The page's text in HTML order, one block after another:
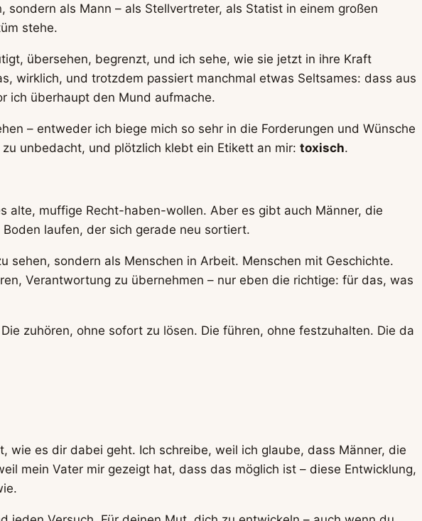
als Mann – als Stellvertreter, als Statist in einem großen
stehe.
übersehen, begrenzt, und ich sehe, wie sie jetzt in ihre Kraft
wirklich, und trotzdem passiert manchmal etwas Seltsames: dass aus
ich überhaupt den Mund aufmache.
– entweder ich biege mich so sehr in die Forderungen und Wünsche
unbedacht, und plötzlich klebt ein Etikett an mir: toxisch.
alte, muffige Recht-haben-wollen. Aber es gibt auch Männer, die
laufen, der sich gerade neu sortiert.
sondern als Menschen in Arbeit. Menschen mit Geschichte.
Verantwortung zu übernehmen – nur eben die richtige: für das, was
zuhören, ohne sofort zu lösen. Die führen, ohne festzuhalten. Die da
es dir dabei geht. Ich schreibe, weil ich glaube, dass Männer, die
mein Vater mir gezeigt hat, dass das möglich ist – diese Entwicklung,